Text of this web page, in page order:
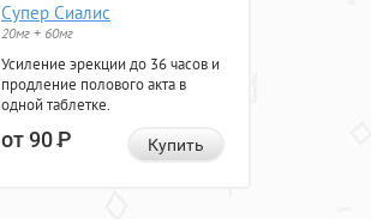
Супер Сиалис
20мг + 60мг
Усиление эрекции до 36 часов и
продление полового акта в
одной таблетке.
от 90Р Купить